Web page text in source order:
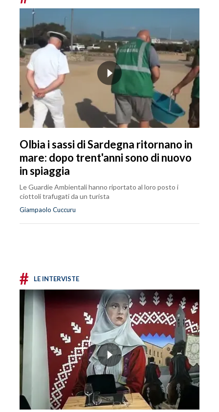
Olbia i sassi di Sardegna ritornano in
mare: dopo trent'anni sono di nuovo
in spiaggia
Le Guardie Ambientali hanno riportato al loro posto i
ciottoli trafugati da un turista
Giampaolo Cuccuru
# LE INTERVISTE